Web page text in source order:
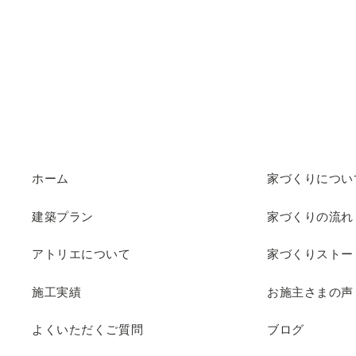
ホーム 家づくりについ
建築プラン 家づくりの流れ
アトリエについて 家づくりスト
施工実績 お施主さまの声
よくいただくご質問 ブログ